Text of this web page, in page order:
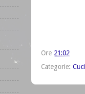
Ore 21:02
Categorie: